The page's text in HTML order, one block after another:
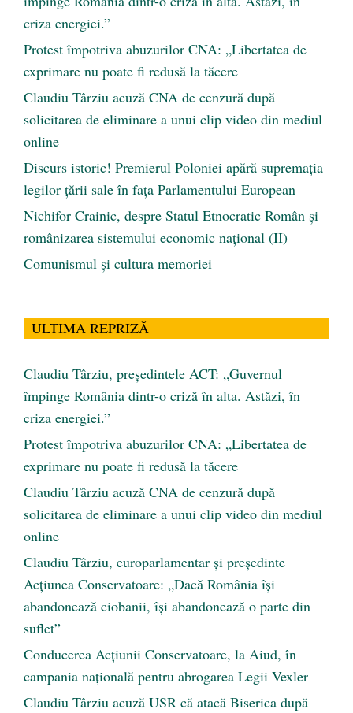
criza energiei.”
Protest împotriva abuzurilor CNA: „Libertatea de
exprimare nu poate fi redusă la tăcere
Claudiu Târziu acuză CNA de cenzură după
solicitarea de eliminare a unui clip video din mediul
online
Discurs istoric! Premierul Poloniei apără supremația
legilor țării sale în fața Parlamentului European
Nichifor Crainic, despre Statul Etnocratic Român şi
românizarea sistemului economic naţional (II)
Comunismul şi cultura memoriei
ULTIMA REPRIZĂ
Claudiu Târziu, președintele ACT: „Guvernul
împinge România dintr-o criză în alta. Astăzi, în
criza energiei.”
Protest împotriva abuzurilor CNA: „Libertatea de
exprimare nu poate fi redusă la tăcere
Claudiu Târziu acuză CNA de cenzură după
solicitarea de eliminare a unui clip video din mediul
online
Claudiu Târziu, europarlamentar și președinte
Acțiunea Conservatoare: „Dacă România își
abandonează ciobanii, își abandonează o parte din
suflet”
Conducerea Acțiunii Conservatoare, la Aiud, în
campania națională pentru abrogarea Legii Vexler
Claudiu Târziu acuză USR că atacă Biserica după